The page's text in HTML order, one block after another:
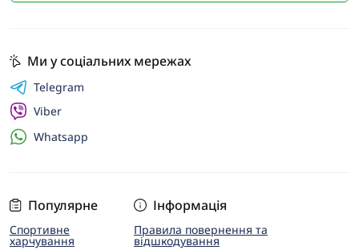
Популярне
Спортивне
харчування
Інформація
Правила повернення та
відшкодування
Ми у соціальних мережах
Telegram
Viber
Whatsapp